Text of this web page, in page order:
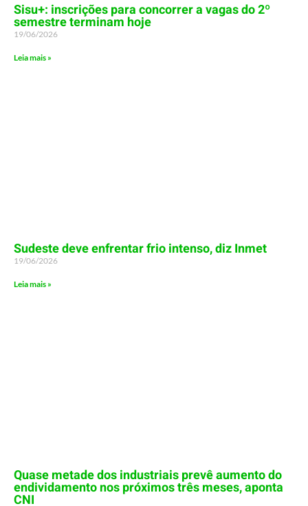
Sisu+: inscrições para concorrer a vagas do 2º
semestre terminam hoje
19/06/2026
Leia mais »
Sudeste deve enfrentar frio intenso, diz Inmet
19/06/2026
Leia mais »
Quase metade dos industriais prevê aumento do
endividamento nos próximos três meses, aponta
CNI